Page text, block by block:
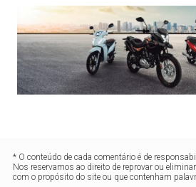
* O conteúdo de cada comentário é de
Nos reservamos ao direito de reprovar ou
com o propósito do site ou que contenham